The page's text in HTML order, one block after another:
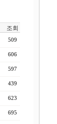
조회
509
606
597
439
623
695